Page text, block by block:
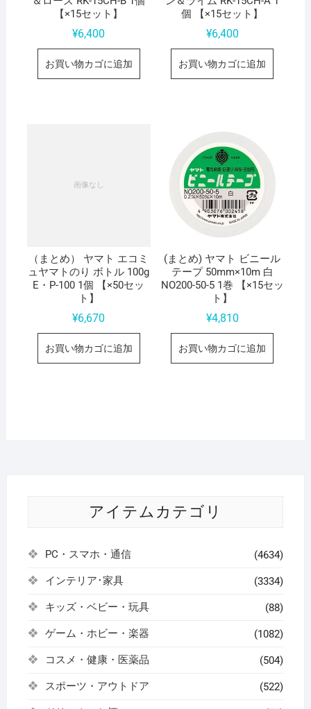
【×15セット】
¥6,400
お買い物カゴに追加
個 【×15セット】
¥6,400
お買い物カゴに追加
（まとめ） ヤマト エコミ
ュヤマトのり ボトル 100g
E・P-100 1個 【×50セッ
ト】
¥6,670
お買い物カゴに追加
(まとめ) ヤマト ビニール
テープ 50mm×10m 白
NO200-50-5 1巻 【×15セッ
ト】
¥4,810
お買い物カゴに追加
アイテムカテゴリ
PC・スマホ・通信 (4634)
インテリア･家具 (3334)
キッズ・ベビー・玩具 (88)
ゲーム・ホビー・楽器 (1082)
コスメ・健康・医薬品 (504)
スポーツ・アウトドア (522)